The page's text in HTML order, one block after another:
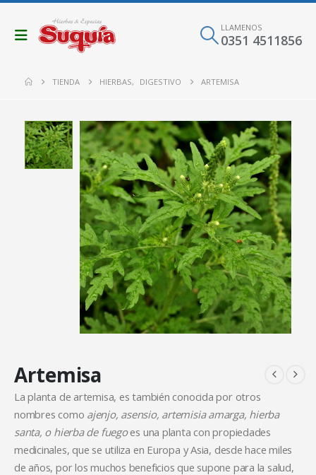
LLAMENOS
0351 4511856
TIENDA HIERBAS, DIGESTIVO ARTEMISA
Artemisa
La planta de artemisa, es también conocida por otros
nombres como ajenjo, asensio, artemisia amarga, hierba
santa, o hierba de fuegoes una planta con propiedades
medicinales, que se utiliza en Europa y Asia, desde hace miles
de años, por los muchos beneficios que supone para la salud,